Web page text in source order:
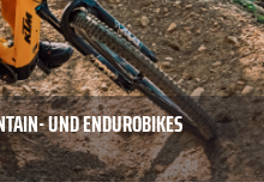
UND ENDUROBIKES